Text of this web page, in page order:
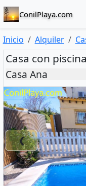
ConilPlaya.com
Inicio Alquiler
Casa con
Casa Ana
❮